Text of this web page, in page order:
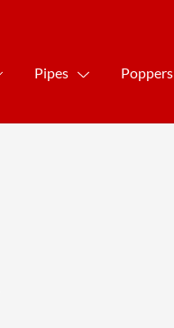
Pipes Poppers